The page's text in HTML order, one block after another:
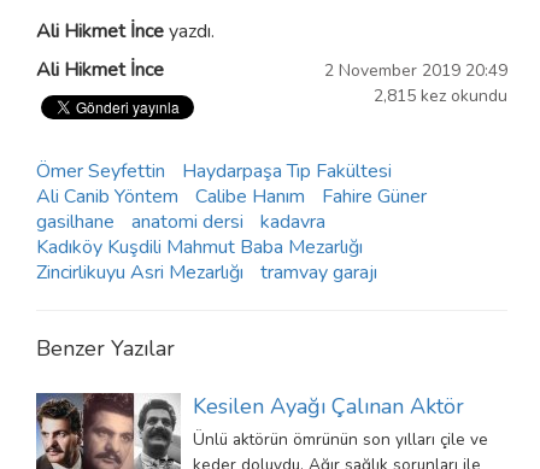
Ali Hikmet İnceyazdı.
2 November 2019 20:49
2,815 kez okundu
Ali Hikmet İnce
Ömer Seyfettin
Haydarpaşa Tıp Fakültesi
Ali Canib Yöntem
Calibe Hanım
Fahire Güner
gasilhane
anatomi dersi
kadavra
Kadıköy Kuşdili Mahmut Baba Mezarlığı
Zincirlikuyu Asri Mezarlığı
tramvay garajı
Benzer Yazılar
Kesilen Ayağı Çalınan Aktör
Ünlü aktörün ömrünün son yılları çile ve
keder doluydu. Ağır sağlık sorunları ile